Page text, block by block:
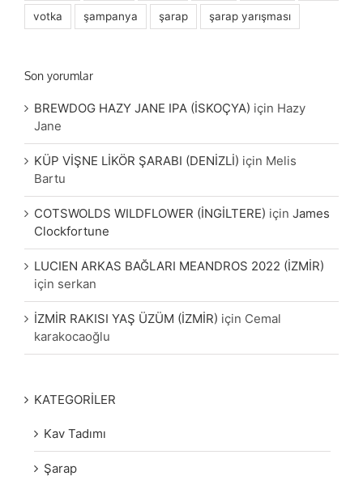
votka şampanya şarap şarap yarışması
Son yorumlar
BREWDOG HAZY JANE IPA (İSKOÇYA) için Hazy
Jane
KÜP VİŞNE LİKÖR ŞARABI (DENİZLİ) için Melis
Bartu
COTSWOLDS WILDFLOWER (İNGİLTERE) için James
Clockfortune
LUCIEN ARKAS BAĞLARI MEANDROS 2022 (İZMİR)
için serkan
İZMİR RAKISI YAŞ ÜZÜM (İZMİR) için Cemal
karakocaoğlu
KATEGORİLER
Kav Tadımı
Şarap